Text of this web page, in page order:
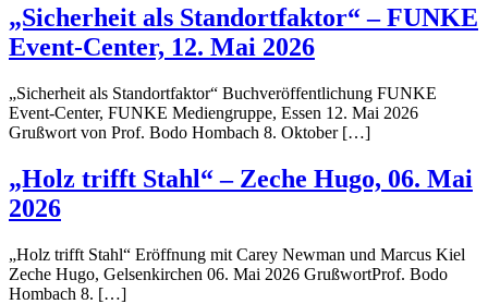
„Sicherheit als Standortfaktor“ – FUNKE
Event-Center, 12. Mai 2026
„Sicherheit als Standortfaktor“ Buchveröffentlichung FUNKE
Event-Center, FUNKE Mediengruppe, Essen 12. Mai 2026
Grußwort von Prof. Bodo Hombach 8. Oktober […]
„Holz trifft Stahl“ – Zeche Hugo, 06. Mai
2026
„Holz trifft Stahl“ Eröffnung mit Carey Newman und Marcus Kiel
Zeche Hugo, Gelsenkirchen 06. Mai 2026 GrußwortProf. Bodo
Hombach 8. […]